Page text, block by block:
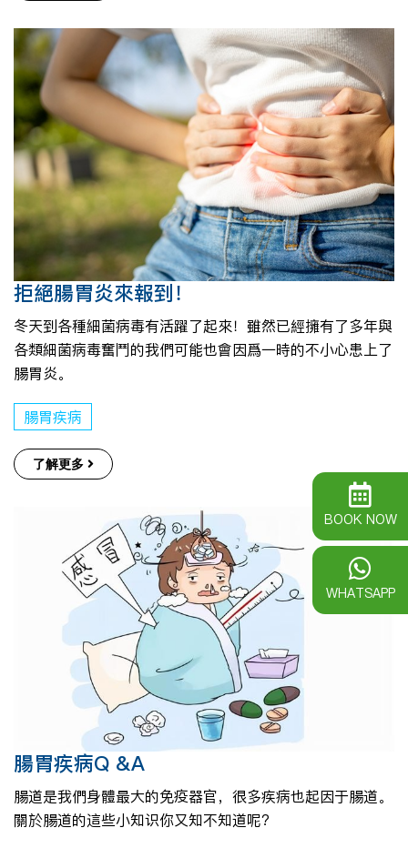
拒絕腸胃炎來報到！
冬天到各種細菌病毒有活躍了起來！雖然已經擁有了多年與
各類細菌病毒奮鬥的我們可能也會因爲一時的不小心患上了
腸胃炎。
腸胃疾病
了解更多
腸胃疾病Q &A
腸道是我們身體最大的免疫器官，很多疾病也起因于腸道。
關於腸道的這些小知识你又知不知道呢?
BOOK NOW
WHATSAPP